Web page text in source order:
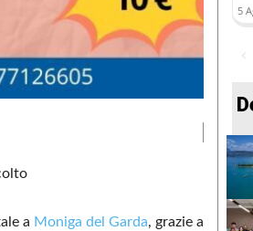
a Moniga del Garda, grazie a
5